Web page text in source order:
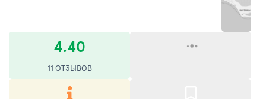
4.40
11 ОТЗЫВОВ